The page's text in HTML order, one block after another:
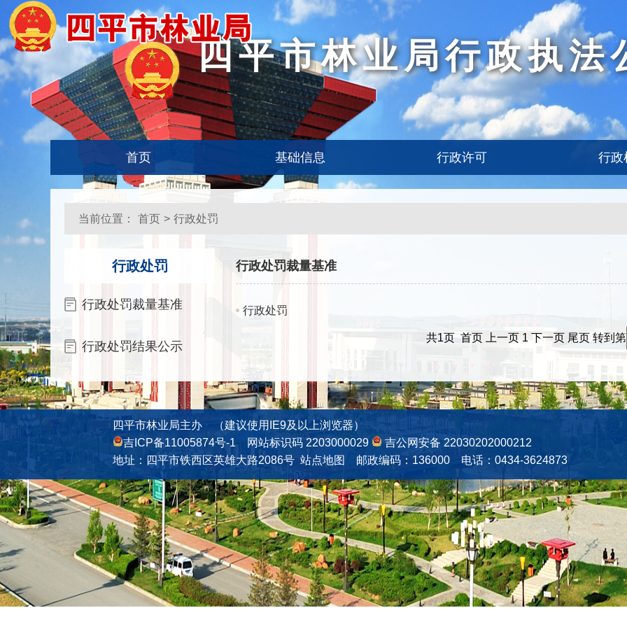
四平市林业局行政执法
首页 基础信息 行政许可 行政
当前位置： 首页 > 行政处罚
行政处罚
行政处罚裁量基准
行政处罚结果公示
行政处罚裁量基准
行政处罚
共1页 首页 上一页 1 下一页 尾页 转到第
四平市林业局主办 （建议使用IE9及以上浏览器）
吉ICP备11005874号-1网站标识码 2203000029
吉公网安备 22030202000212
地址：四平市铁西区英雄大路2086号站点地图 邮政编码：136000 电话：0434-3624873